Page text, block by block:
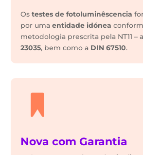
Ostestes de fotoluminêscencia
por umaentidade idónea
metodologia prescrita pela NT11 –
23035, bem como a DIN 67510.
Nova com Garantia